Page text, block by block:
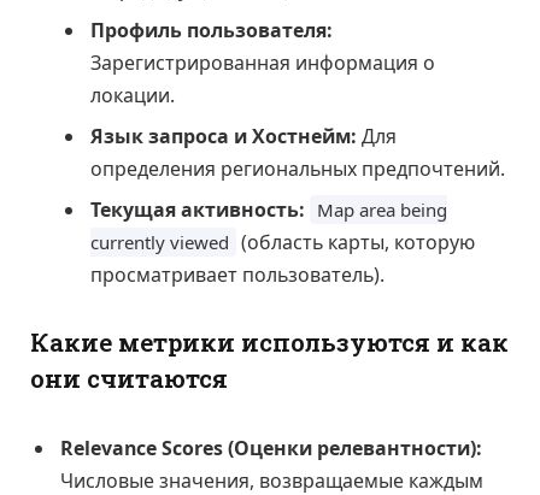
Профиль пользователя:
Зарегистрированная информация о
локации.
Язык запроса и Хостнейм: Для
определения региональных предпочтений.
Текущая активность: Map area being
currently viewed (область карты, которую
просматривает пользователь).
Какие метрики используются и как
они считаются
Relevance Scores (Оценки релевантности):
Числовые значения, возвращаемые каждым